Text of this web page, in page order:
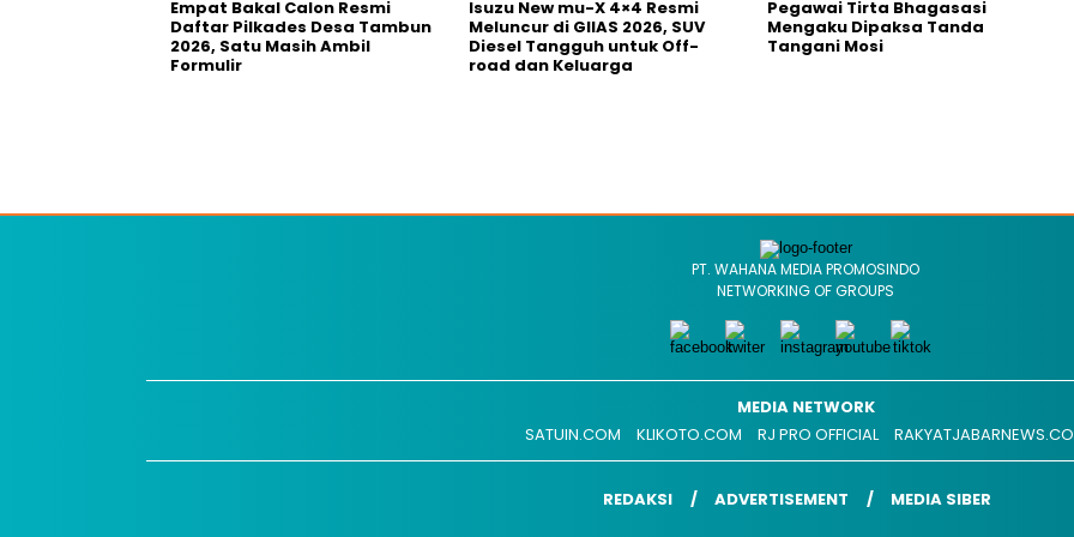
Empat Bakal Calon Resmi
Daftar Pilkades Desa Tambun
2026, Satu Masih Ambil
Formulir
Isuzu New mu-X 4×4 Resmi
Meluncur di GIIAS 2026, SUV
Diesel Tangguh untuk Off-
road dan Keluarga
Pegawai Tirta Bhagasasi
Mengaku Dipaksa Tanda
Tangani Mosi
PT. WAHANA MEDIA PROMOSINDO
NETWORKING OF GROUPS
MEDIA NETWORK
SATUIN.COM
KLIKOTO.COM RJ PRO OFFICIAL
REDAKSI ADVERTISEMENT MEDIA SIBER